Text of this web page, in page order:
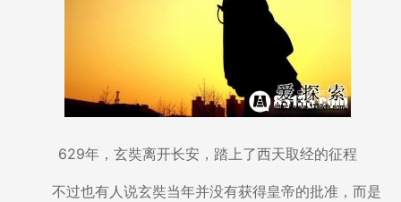
629年，玄奘离开长安，踏上了西天取经的征程
不过也有人说玄奘当年并没有获得皇帝的批准，而是